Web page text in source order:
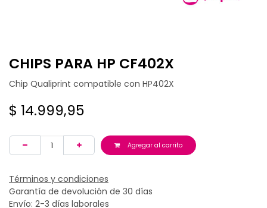
CHIPS PARA HP CF402X
Chip Qualiprint compatible con HP402X
$ 14.999,95
Agregar al carrito
Términos y condiciones
Garantía de devolución de 30 días
Envío: 2-3 días laborales